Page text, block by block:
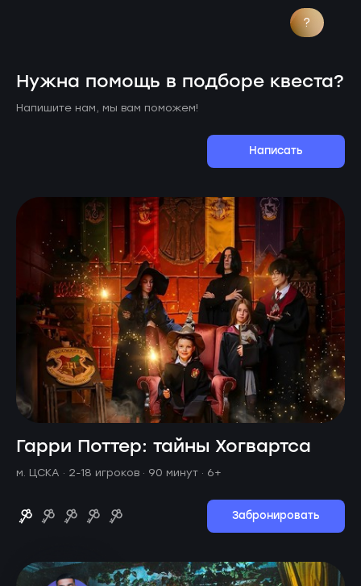
?
Нужна помощь в подборе квеста?
Напишите нам, мы вам поможем!
Написать
Гарри Поттер: тайны Хогвартса
м. ЦСКА · 2-18 игроков · 90 минут · 6+
Забронировать